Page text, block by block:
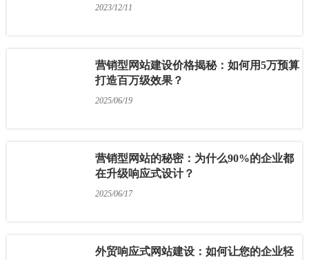
2023/12/11
营销型网站建设价格揭秘：如何用5万预算
打造百万级效果？
2025/06/19
营销型网站的秘密：为什么90%的企业都
在升级响应式设计？
2025/06/17
外贸响应式网站建设：如何让您的企业轻